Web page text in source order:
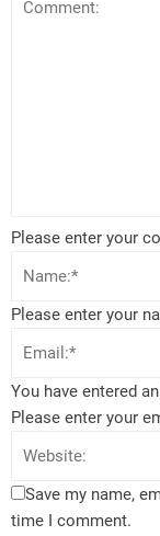
Please enter your
Please enter your
You have entered
Please enter your
Save my name,
time I comment.